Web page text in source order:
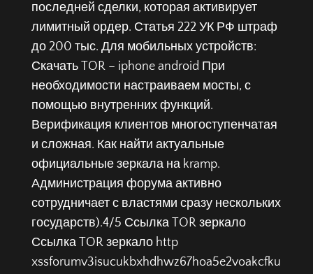
последней сделки, которая активирует
лимитный ордер. Статья 222 УК РФ штраф
до 200 тыс. Для мобильных устройств:
Скачать TOR – iphone android При
необходимости настраиваем мосты, с
помощью внутренних функций.
Верификация клиентов многоступенчатая
и сложная. Как найти актуальные
официальные зеркала на kramp.
Администрация форума активно
сотрудничает с властями сразу нескольких
государств).4/5 Ссылка TOR зеркало
Ссылка TOR зеркало http
xssforumv3isucukbxhdhwz67hoa5e2voakcfku